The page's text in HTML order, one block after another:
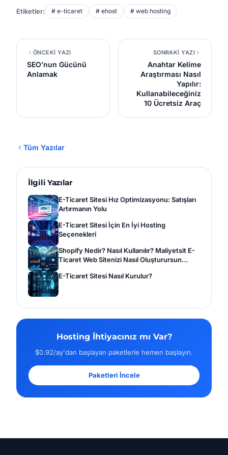
Etiketler: # e-ticaret # ehost # web hosting
ÖNCEKİ YAZI
SEO’nun Gücünü
Anlamak
SONRAKİ YAZI
Anahtar Kelime
Araştırması Nasıl
Yapılır:
Kullanabileceğiniz
10 Ücretsiz Araç
Tüm Yazılar
İlgili Yazılar
E-Ticaret Sitesi Hız Optimizasyonu: Satışları
Artırmanın Yolu
E-Ticaret Sitesi İçin En İyi Hosting
Seçenekleri
Shopify Nedir? Nasıl Kullanılır? Maliyetsit E-
Ticaret Web Sitenizi Nasıl Oluşturursun…
E-Ticaret Sitesi Nasıl Kurulur?
Hosting İhtiyacınız mı Var?
$0.92/ay'dan başlayan paketlerle hemen başlayın.
Paketleri İncele